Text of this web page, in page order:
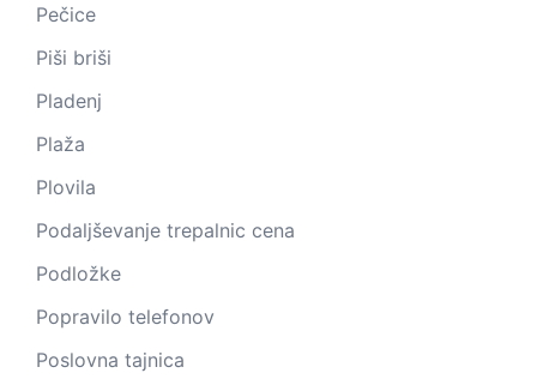
Pečice
Piši briši
Pladenj
Plaža
Plovila
Podaljševanje trepalnic cena
Podložke
Popravilo telefonov
Poslovna tajnica